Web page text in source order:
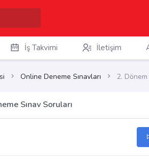
İş Takvimi İletişim
Online Deneme Sınavları 2.
Sınav Soruları